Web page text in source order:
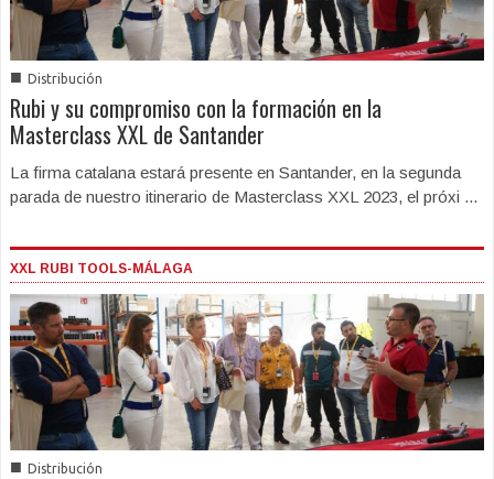
■ Distribución
Rubi y su compromiso con la formación en la
Masterclass XXL de Santander
La firma catalana estará presente en Santander, en la segunda
parada de nuestro itinerario de Masterclass XXL 2023, el próxi ...
XXL RUBI TOOLS-MÁLAGA
■ Distribución